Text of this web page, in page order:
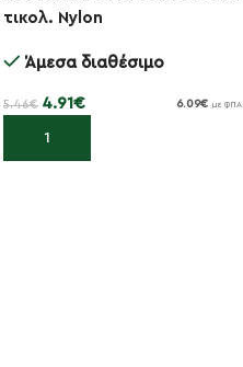
-10%
τικολ. Nylon
Άμεσα διαθέσιμο
5.46€ 4.91€ 6.09€ με ΦΠΑ
Προσθήκη στο καλάθι